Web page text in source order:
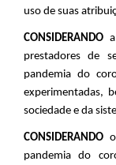
uso de suas
CONSIDERANDOa
prestadores de
pandemia do
experimentadas,
sociedade e da
CONSIDERANDO
pandemia do